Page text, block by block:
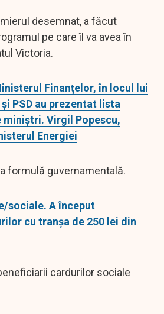
desemnat, a făcut
pe care îl va avea în
Victoria.
Finanţelor, în locul lui
PSD au prezentat lista
Virgil Popescu,
Energiei
formulă guvernamentală.
sociale. A început
cu tranşa de 250 lei din
cardurilor sociale